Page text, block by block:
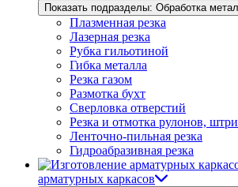
Показать подразделы: Обработка
Плазменная резка
Лазерная резка
Рубка гильотиной
Гибка металла
Резка газом
Размотка бухт
Сверловка отверстий
Резка и отмотка рулонов,
Ленточно-пильная резка
Гидроабразивная резка
арматурных каркасов